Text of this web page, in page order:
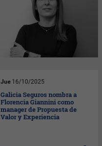
Jue 16/10/2025
Galicia Seguros nombra a
Florencia Giannini como
manager de Propuesta de
Valor y Experiencia